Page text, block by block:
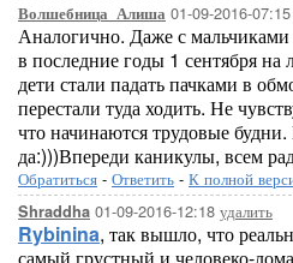
Волшебница_Алиша 01-09-2016-07:15
Аналогично. Даже с
в последние годы 1 сентября
дети стали падать пачками в
перестали туда ходить. Не
что начинаются трудовые
да:)))Впереди каникулы, всем
Обратиться - Ответить - К полной
Shraddha 01-09-2016-12:18 удалить
Rybinina, так вышло, что